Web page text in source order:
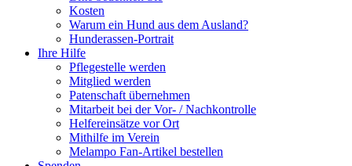
Kosten
Warum ein Hund aus dem Ausland?
Hunderassen-Portrait
Ihre Hilfe
Pflegestelle werden
Mitglied werden
Patenschaft übernehmen
Mitarbeit bei der Vor- / Nachkontrolle
Helfereinsätze vor Ort
Mithilfe im Verein
Melampo Fan-Artikel bestellen